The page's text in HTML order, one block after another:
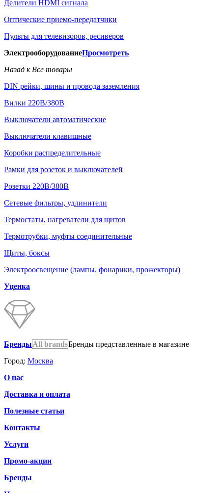
Делители HDMI сигнала
Оптические приемо-передатчики
Пульты для телевизоров, ресиверов
ЭлектрооборудованиеПросмотреть
Назад к Все товары
DIN рейки, шины и провода заземления
Вилки 220В/380В
Выключатели автоматические
Выключатели клавишные
Коробки распределительные
Рамки для розеток и выключателей
Розетки 220В/380В
Сетевые фильтры, удлинители
Термостаты, нагреватели для щитов
Термотрубки, муфты соединительные
Щиты, боксы
Электроосвещение (лампы, фонарики, прожекторы)
Уценка
БрендыAll brandsБренды представленные в магазине
Город: Москва
О нас
Доставка и оплата
Полезные статьи
Контакты
Услуги
Промо-акции
Бренды